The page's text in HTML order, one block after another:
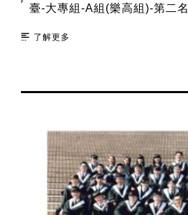
臺-大專組-A組(樂高組)-第二名
了解更多